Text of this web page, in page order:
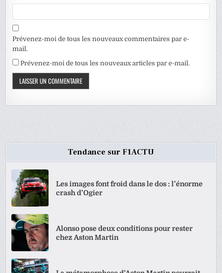
Prévenez-moi de tous les nouveaux commentaires par e-
mail.
Prévenez-moi de tous les nouveaux articles par e-mail.
Tendance sur F1ACTU
Les images font froid dans le dos : l’énorme
crash d’Ogier
Alonso pose deux conditions pour rester
chez Aston Martin